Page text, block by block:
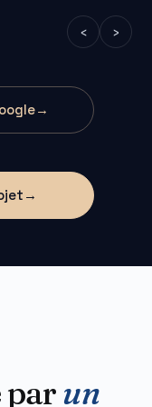
‹ ›
→
→
parun